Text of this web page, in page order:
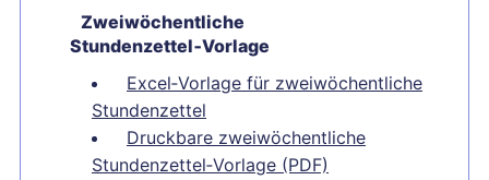
Zweiwöchentliche
Stundenzettel‑Vorlage
Excel‑Vorlage für zweiwöchentliche
Stundenzettel
Druckbare zweiwöchentliche
Stundenzettel‑Vorlage (PDF)